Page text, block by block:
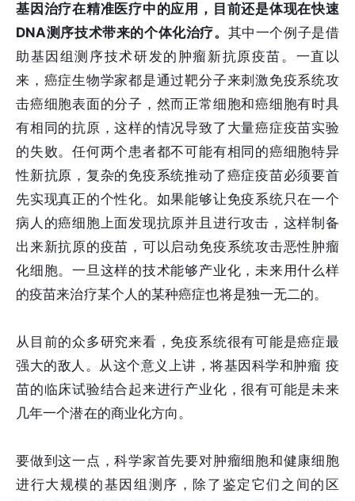
基因治疗在精准医疗中的应用，目前还是体现在快速
DNA测序技术带来的个体化治疗。 其中一个例子是借
助基因组测序技术研发的肿瘤新抗原疫苗。一直以
来，癌症生物学家都是通过靶分子来刺激免疫系统攻
击癌细胞表面的分子，然而正常细胞和癌细胞有时具
有相同的抗原，这样的情况导致了大量癌症疫苗实验
的失败。任何两个患者都不可能有相同的癌细胞特异
性新抗原，复杂的免疫系统推动了癌症疫苗必须要首
先实现真正的个性化。如果能够让免疫系统只在一个
病人的癌细胞上面发现抗原并且进行攻击，这样制备
出来新抗原的疫苗，可以启动免疫系统攻击恶性肿瘤
化细胞。一旦这样的技术能够产业化，未来用什么样
的疫苗来治疗某个人的某种癌症也将是独一无二的。
从目前的众多研究来看，免疫系统很有可能是癌症最
强大的敌人。从这个意义上讲，将基因科学和肿瘤 疫
苗的临床试验结合起来进行产业化，很有可能是未来
几年一个潜在的商业化方向。
要做到这一点，科学家首先要对肿瘤细胞和健康细胞
进行大规模的基因组测序，除了鉴定它们之间的区